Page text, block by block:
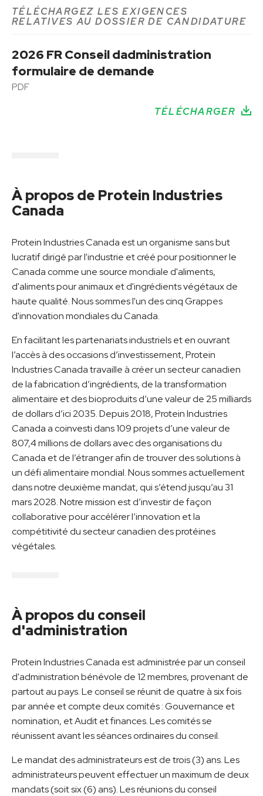
TÉLÉCHARGEZ LES EXIGENCES
RELATIVES AU DOSSIER DE CANDIDATURE
2026 FR Conseil dadministration
formulaire de demande
PDF
TÉLÉCHARGER
À propos de Protein Industries
Canada
Protein Industries Canada est un organisme sans but
lucratif dirigé par l'industrie et créé pour positionner le
Canada comme une source mondiale d'aliments,
d'aliments pour animaux et d'ingrédients végétaux de
haute qualité. Nous sommes l'un des cinq Grappes
d'innovation mondiales du Canada.
En facilitant les partenariats industriels et en ouvrant
l’accès à des occasions d’investissement, Protein
Industries Canada travaille à créer un secteur canadien
de la fabrication d’ingrédients, de la transformation
alimentaire et des bioproduits d’une valeur de 25 milliards
de dollars d’ici 2035. Depuis 2018, Protein Industries
Canada a coinvesti dans 109 projets d’une valeur de
807,4 millions de dollars avec des organisations du
Canada et de l’étranger afin de trouver des solutions à
un défi alimentaire mondial. Nous sommes actuellement
dans notre deuxième mandat, qui s’étend jusqu’au 31
mars 2028. Notre mission est d’investir de façon
collaborative pour accélérer l’innovation et la
compétitivité du secteur canadien des protéines
végétales.
À propos du conseil
d'administration
Protein Industries Canada est administrée par un conseil
d'administration bénévole de 12 membres, provenant de
partout au pays. Le conseil se réunit de quatre à six fois
par année et compte deux comités : Gouvernance et
nomination, et Audit et finances. Les comités se
réunissent avant les séances ordinaires du conseil.
Le mandat des administrateurs est de trois (3) ans. Les
administrateurs peuvent effectuer un maximum de deux
mandats (soit six (6) ans). Les réunions du conseil